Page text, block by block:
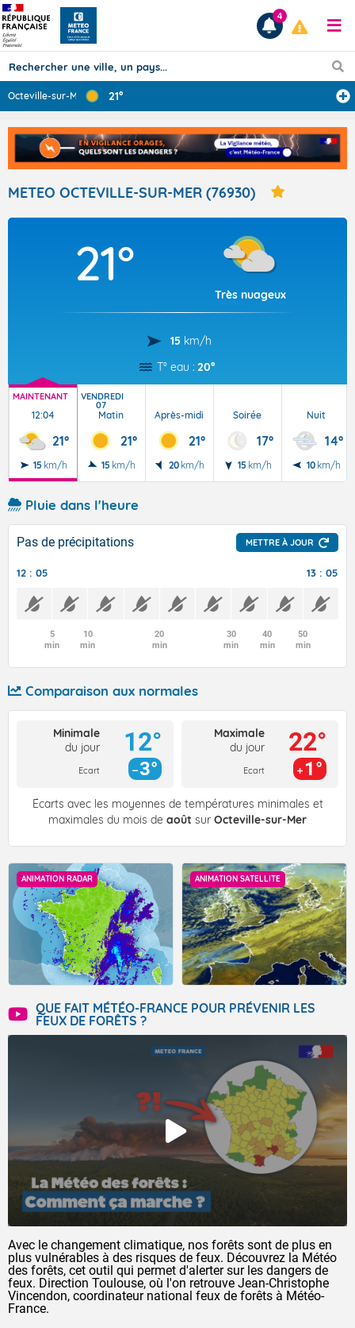
Prévisions
TOUS LES RÉSULTATS
Articles
4
Octeville-sur-M 21°
METEO OCTEVILLE-SUR-MER (76930)
21°
Très nuageux
15 km/h
T° eau : 20°
MAINTENANT
12:04
21°
15 km/h
VENDREDI
07
Matin
21°
15 km/h
Après-midi
21°
20 km/h
Soirée
17°
15 km/h
Nuit
14°
10 km/h
Pluie dans l'heure
Pas de précipitations METTRE À JOUR
12 : 05 13 : 05
5
min
10
min
20
min
30
min
40
min
50
min
Comparaison aux normales
Minimale
du jour
Ecart
12°
3°
Maximale
du jour
Ecart
22°
1°
Écarts avec les moyennes de températures minimales et
maximales du mois de août sur Octeville-sur-Mer
ANIMATION RADAR ANIMATION SATELLITE
QUE FAIT MÉTÉO-FRANCE POUR PRÉVENIR LES
FEUX DE FORÊTS ?
Avec le changement climatique, nos forêts sont de plus en
plus vulnérables à des risques de feux. Découvrez la Météo
des forêts, cet outil qui permet d'alerter sur les dangers de
feux. Direction Toulouse, où l'on retrouve Jean-Christophe
Vincendon, coordinateur national feux de forêts à Météo-
France.